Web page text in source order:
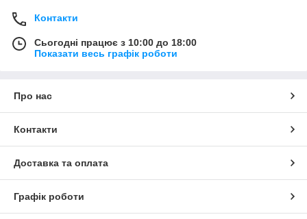
Контакти
Сьогодні працює з 10:00 до 18:00
Показати весь графік роботи
Про нас
Контакти
Доставка та оплата
Графік роботи